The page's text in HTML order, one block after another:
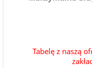
Tabelę z naszą